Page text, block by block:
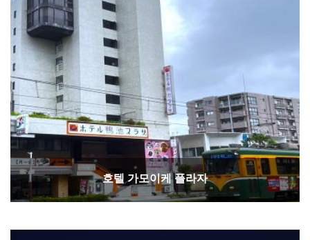
호텔 가모이케 플라자